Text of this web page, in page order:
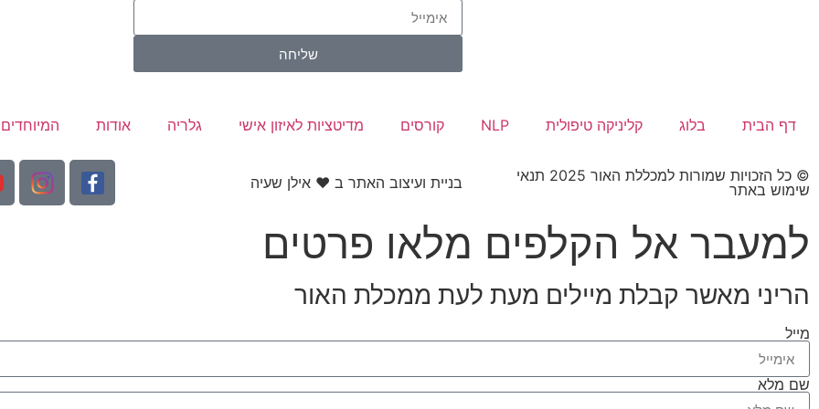
שליחה
דף הבית בלוג קליניקה טיפולית NLP קורסים מדיטציות לאיזון אישי גלריה אודות
© כל הזכויות שמורות למכללת האור 2025 תנאי
שימוש באתר​
בניית ועיצוב האתר ב ❤ אילן שעיה
למעבר אל הקלפים מלאו פרטים
הריני מאשר קבלת מיילים מעת לעת ממכלת האור
מייל
שם מלא